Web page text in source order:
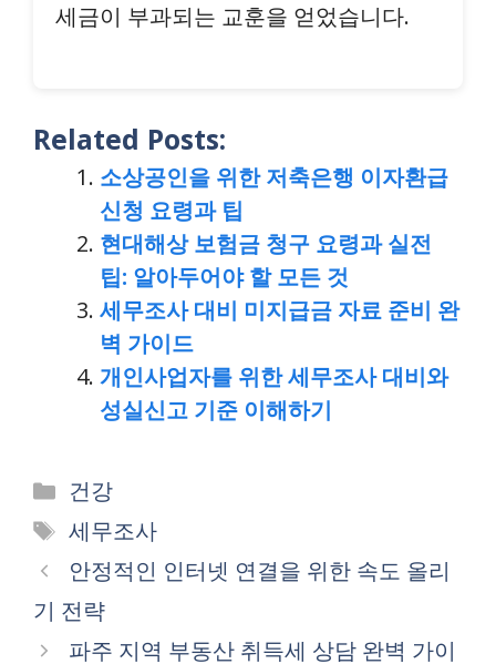
세금이 부과되는 교훈을 얻었습니다.
Related Posts:
소상공인을 위한 저축은행 이자환급
신청 요령과 팁
현대해상 보험금 청구 요령과 실전
팁: 알아두어야 할 모든 것
세무조사 대비 미지급금 자료 준비 완
벽 가이드
개인사업자를 위한 세무조사 대비와
성실신고 기준 이해하기
Categories
건강
Tags
세무조사
안정적인 인터넷 연결을 위한 속도 올리
기 전략
파주 지역 부동산 취득세 상담 완벽 가이